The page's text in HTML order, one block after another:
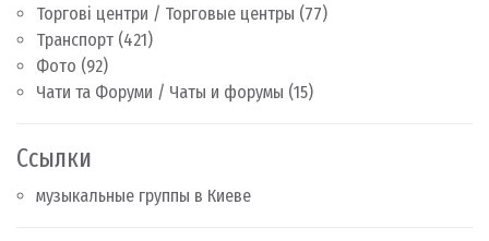
Торгові центри / Торговые центры (77)
Транспорт (421)
Фото (92)
Чати та Форуми / Чаты и форумы (15)
Ссылки
музыкальные группы в Киеве